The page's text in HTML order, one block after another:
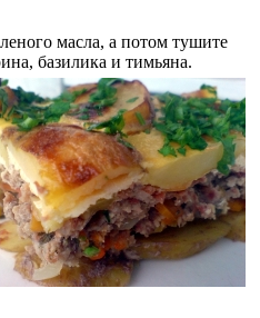
масла, а потом тушите
базилика и тимьяна.